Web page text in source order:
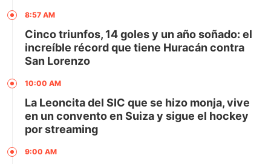
8:57 AM
Cinco triunfos, 14 goles y un año soñado: el
increíble récord que tiene Huracán contra
San Lorenzo
10:00 AM
La Leoncita del SIC que se hizo monja, vive
en un convento en Suiza y sigue el hockey
por streaming
9:00 AM